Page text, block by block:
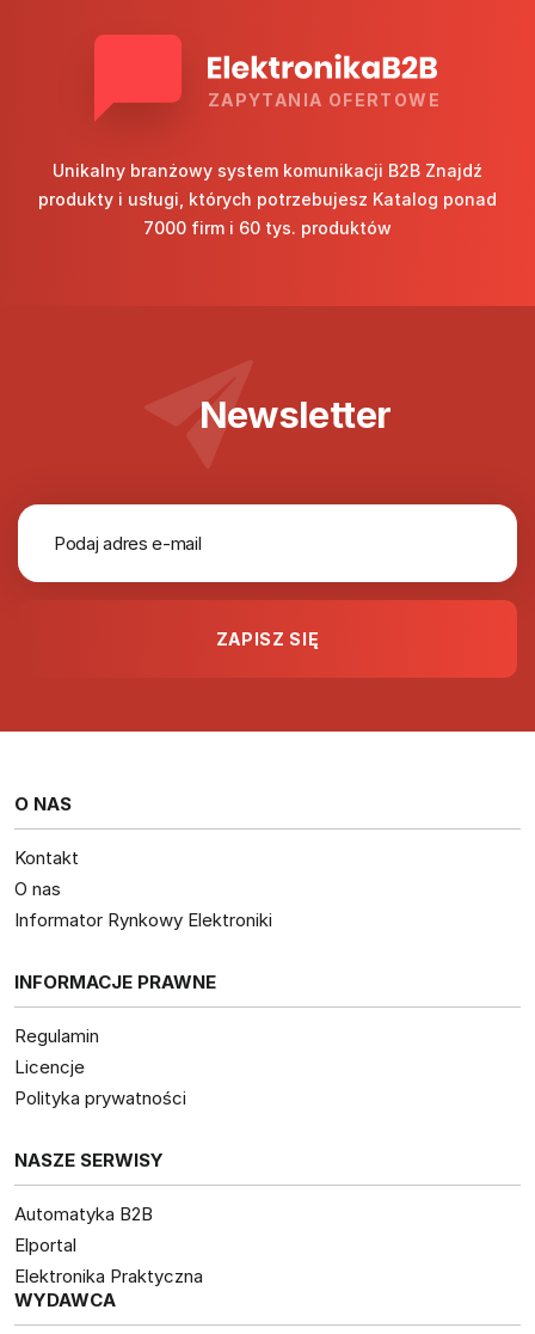
ZAPYTANIA OFERTOWE
Unikalny branżowy system komunikacji B2B Znajdź
produkty i usługi, których potrzebujesz Katalog ponad
7000 firm i 60 tys. produktów
Newsletter
O NAS
Kontakt
O nas
Informator Rynkowy Elektroniki
INFORMACJE PRAWNE
Regulamin
Licencje
Polityka prywatności
NASZE SERWISY
Automatyka B2B
Elportal
Elektronika Praktyczna
WYDAWCA